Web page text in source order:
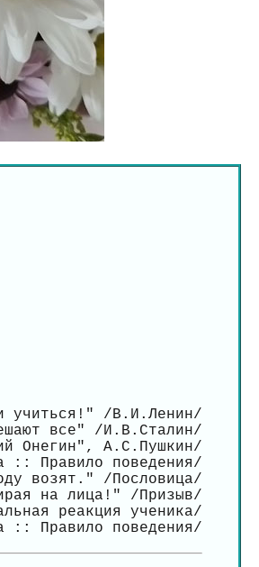
учиться!" /В.И.Ленин/
все" /И.В.Сталин/
Онегин", А.С.Пушкин/
Правило поведения/
возят." /Пословица/
на лица!" /Призыв/
реакция ученика/
:: Правило поведения/